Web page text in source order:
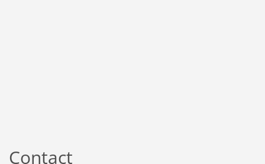
Contact